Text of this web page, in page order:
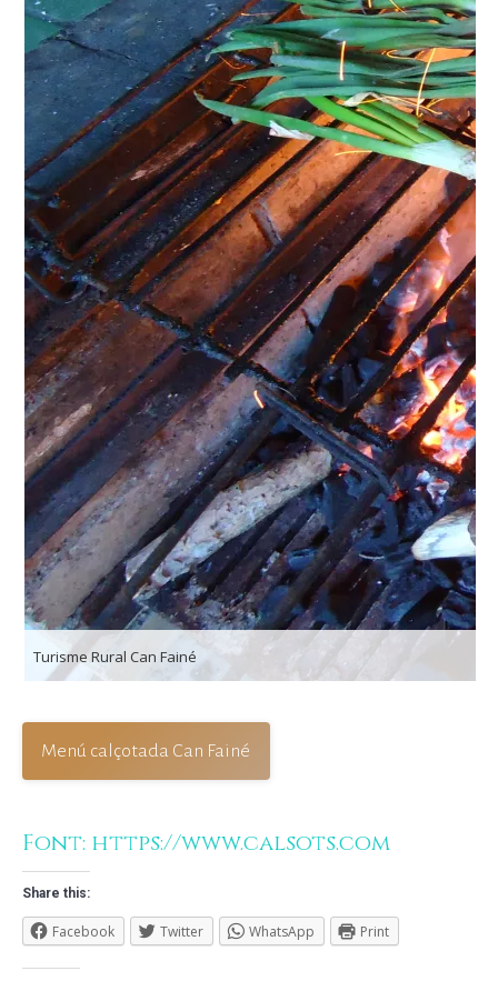
Turisme Rural Can Fainé
Menú calçotada Can Fainé
Font: https://www.calsots.com
Share this:
Facebook Twitter WhatsApp Print